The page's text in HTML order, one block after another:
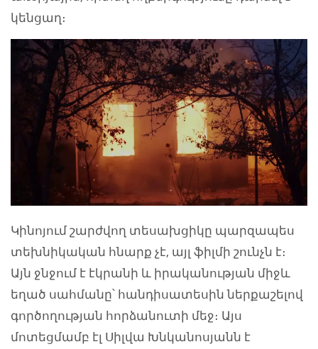
կենցաղ։
Կինոյում շարժվող տեսախցիկը պարզապես
տեխնիկական հնարք չէ, այլ ֆիլմի շունչն է։
Այն ջնջում է էկրանի և իրականության միջև
եղած սահմանը՝ հանդիսատեսին ներքաշելով
գործողության հորձանուտի մեջ։ Այս
մոտեցմամբ էլ Սիլվա Խնկանոսյանն է